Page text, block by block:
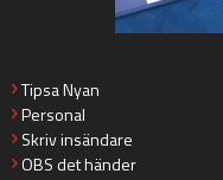
Tipsa Nyan
Personal
Skriv insändare
OBS det händer